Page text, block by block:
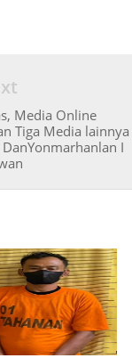
Media Online
Tiga Media lainnya
I